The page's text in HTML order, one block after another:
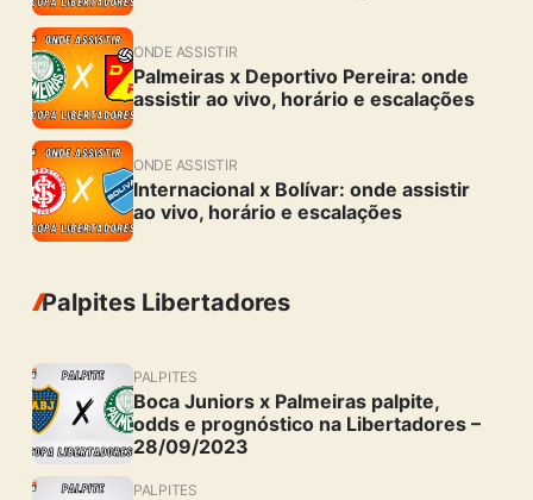
ONDE ASSISTIR
Palmeiras x Deportivo Pereira: onde
assistir ao vivo, horário e escalações
ONDE ASSISTIR
Internacional x Bolívar: onde assistir
ao vivo, horário e escalações
Palpites Libertadores
PALPITES
Boca Juniors x Palmeiras palpite,
odds e prognóstico na Libertadores –
28/09/2023
PALPITES